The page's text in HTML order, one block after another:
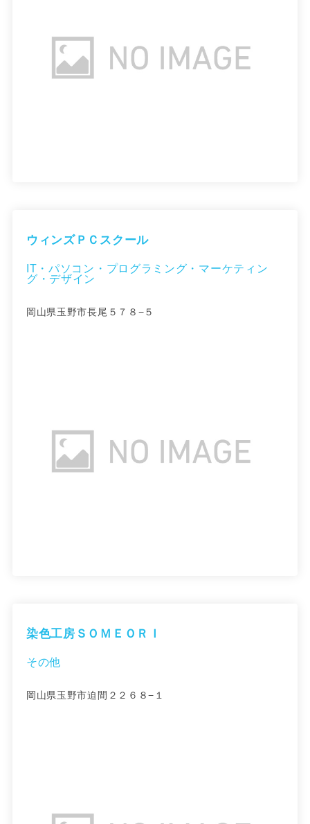
ウィンズＰＣスクール
IT・パソコン・プログラミング・マーケティン
グ・デザイン
岡山県玉野市長尾５７８−５
染色工房ＳＯＭＥＯＲＩ
その他
岡山県玉野市迫間２２６８−１